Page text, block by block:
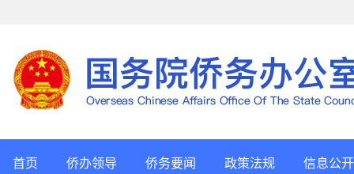
首页 侨办领导 侨务要闻 政策法规 信息公开